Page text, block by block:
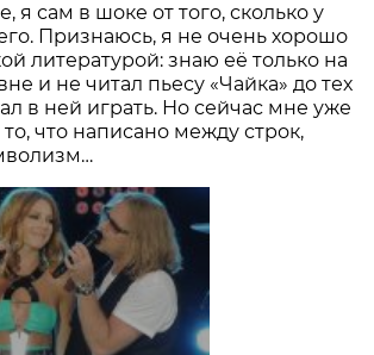
я сам в шоке от того, сколько у
Признаюсь, я не очень хорошо
литературой: знаю её только на
и не читал пьесу «Чайка» до тех
в ней играть. Но сейчас мне уже
что написано между строк,